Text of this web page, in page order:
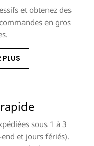
et obtenez des
en gros
PLUS
sous 1 à 3
et jours fériés).